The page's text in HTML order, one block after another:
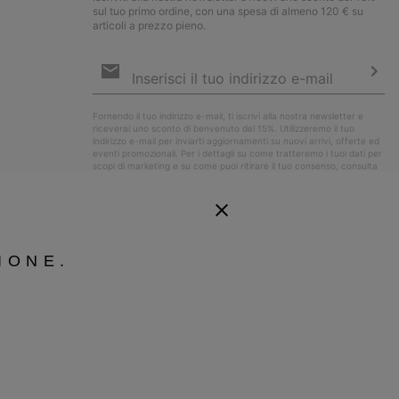
sul tuo primo ordine, con una spesa di almeno 120 € su
articoli a prezzo pieno.
e-
Fornendo il tuo indirizzo e-mail, ti iscrivi alla nostra newsletter e
riceverai uno sconto di benvenuto del 15%. Utilizzeremo il tuo
indirizzo e-mail per inviarti aggiornamenti su nuovi arrivi, offerte ed
eventi promozionali. Per i dettagli su come tratteremo i tuoi dati per
scopi di marketing e su come puoi ritirare il tuo consenso, consulta